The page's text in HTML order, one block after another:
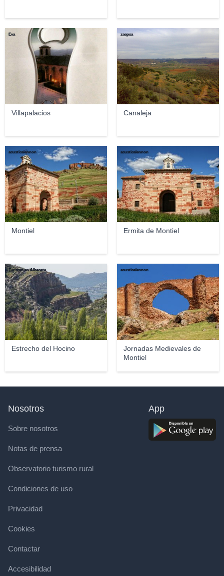
Villapalacios
Eva
Canaleja
zaepsa
Montiel
acusticalennon
Ermita de Montiel
acusticalennon
Estrecho del Hocino
Turismo en Albacete
Jornadas Medievales de
Montiel
acusticalennon
Nosotros
Sobre nosotros
Notas de prensa
Observatorio turismo rural
Condiciones de uso
Privacidad
Cookies
Contactar
Accesibilidad
App